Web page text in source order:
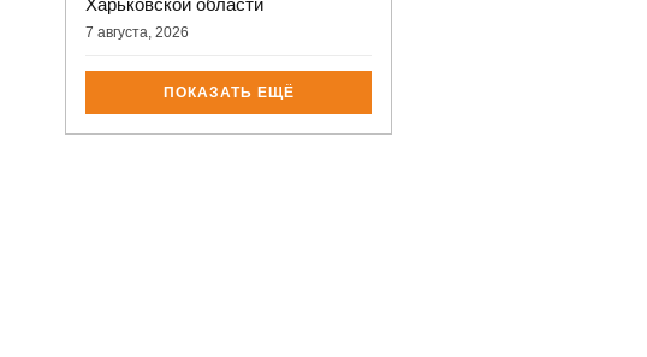
Харьковской области
7 августа, 2026
ПОКАЗАТЬ ЕЩЁ